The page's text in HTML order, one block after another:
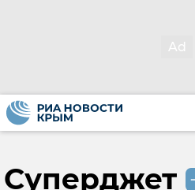
Суперджет